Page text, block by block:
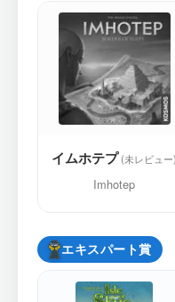
イムホテプ
Imhotep
エキスパート賞